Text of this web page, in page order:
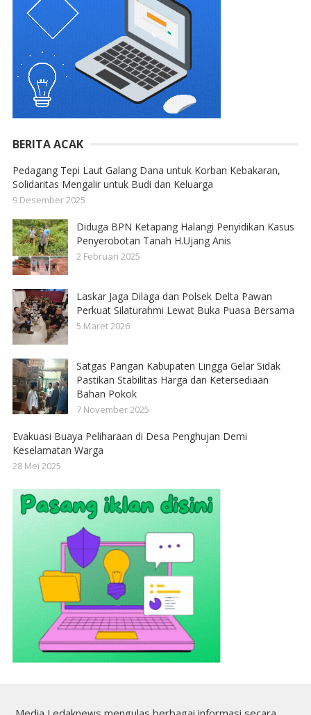
BERITA ACAK
Pedagang Tepi Laut Galang Dana untuk Korban Kebakaran,
Solidaritas Mengalir untuk Budi dan Keluarga
9 Desember 2025
Diduga BPN Ketapang Halangi Penyidikan Kasus
Penyerobotan Tanah H.Ujang Anis
2 Februari 2025
Laskar Jaga Dilaga dan Polsek Delta Pawan
Perkuat Silaturahmi Lewat Buka Puasa Bersama
5 Maret 2026
Satgas Pangan Kabupaten Lingga Gelar Sidak
Pastikan Stabilitas Harga dan Ketersediaan
Bahan Pokok
7 November 2025
Evakuasi Buaya Peliharaan di Desa Penghujan Demi
Keselamatan Warga
28 Mei 2025